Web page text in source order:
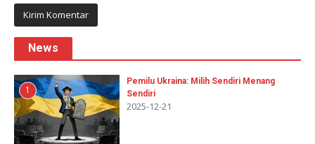
News
1
Pemilu Ukraina: Milih Sendiri Menang
Sendiri
2025-12-21